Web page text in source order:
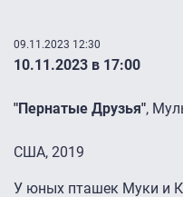
09.11.2023 12:30
10.11.2023 в 17:00
"Пернатые Друзья",
США, 2019
У юных пташек Муки и